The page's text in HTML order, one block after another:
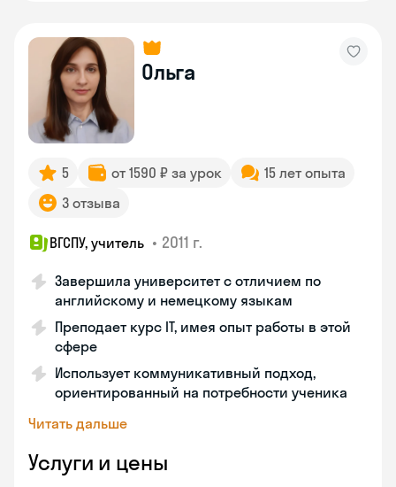
Ольга
5 от 1590 ₽ за урок
15 лет опыта
3 отзыва
ВГСПУ, учитель • 2011 г.
Завершила университет с отличием по
английскому и немецкому языкам
Преподает курс IT, имея опыт работы в этой
сфере
Использует коммуникативный подход,
ориентированный на потребности ученика
Читать дальше
Услуги и цены